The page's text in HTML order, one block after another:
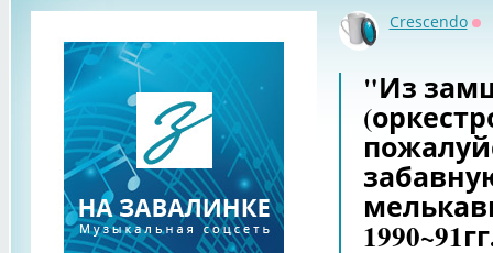
Crescendo
"Из